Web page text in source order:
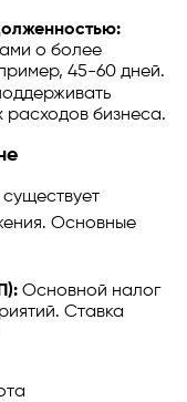
о более
45-60 дней.
расходов бизнеса.
Основные
Основной налог
Ставка